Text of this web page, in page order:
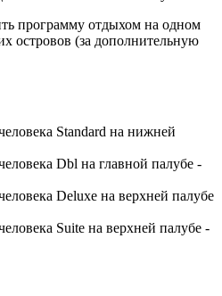
программу отдыхом на одном
островов (за дополнительную
Standard на нижней
Dbl на главной палубе -
Deluxe на верхней палубе
Suite на верхней палубе -